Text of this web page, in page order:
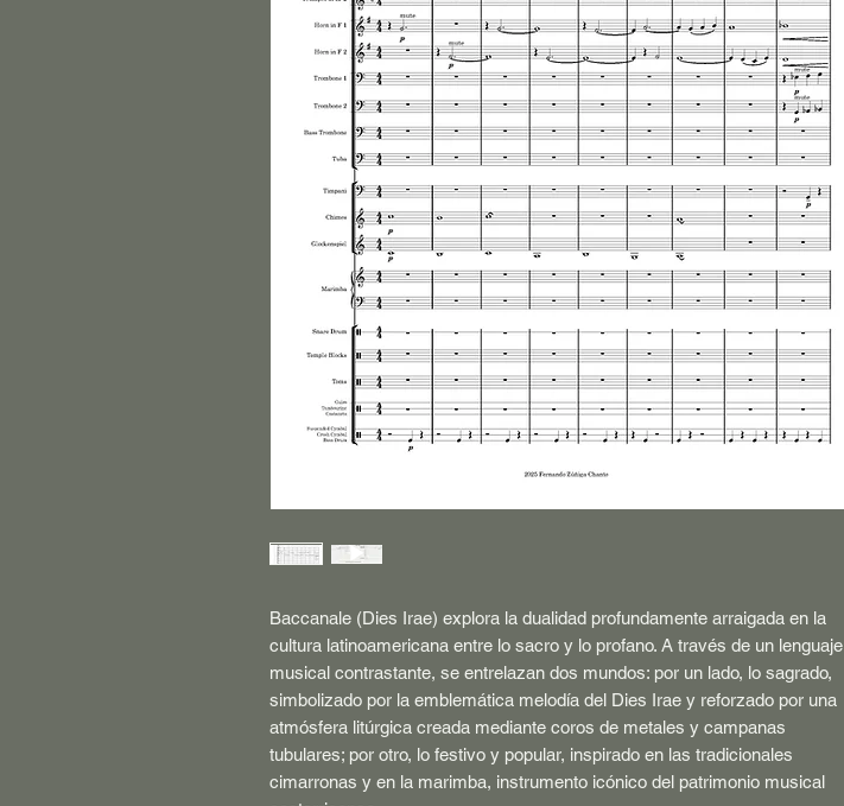
Baccanale (Dies Irae) explora la dualidad profundamente arraigada en la
cultura latinoamericana entre lo sacro y lo profano. A través de un lenguaje
musical contrastante, se entrelazan dos mundos: por un lado, lo sagrado,
simbolizado por la emblemática melodía del Dies Irae y reforzado por una
atmósfera litúrgica creada mediante coros de metales y campanas
tubulares; por otro, lo festivo y popular, inspirado en las tradicionales
cimarronas y en la marimba, instrumento icónico del patrimonio musical